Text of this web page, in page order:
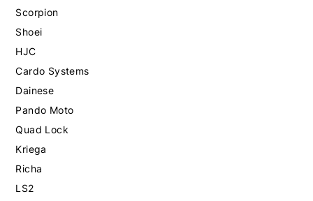
Scorpion
Shoei
HJC
Cardo Systems
Dainese
Pando Moto
Quad Lock
Kriega
Richa
LS2